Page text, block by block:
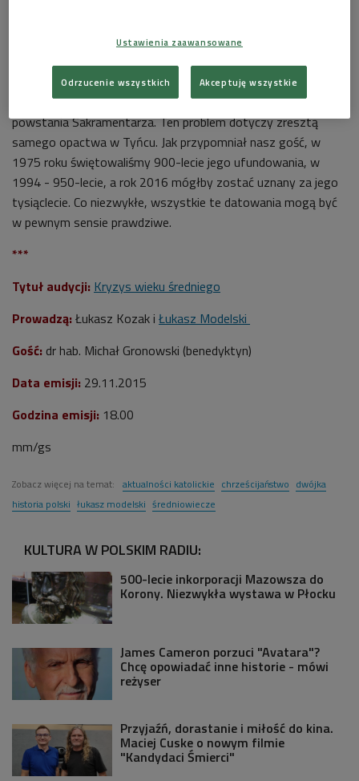
ikonografia (na przykład inicjał "T" przedstawiający pełną
scenę ukrzyżowania Chrystusa) robią ogromne wrażenie.
Niewiele tak naprawdę wiemy jednak o pochodzeniu oraz dacie
powstania Sakramentarza. Ten problem dotyczy zresztą
samego opactwa w Tyńcu. Jak przypomniał nasz gość, w
1975 roku świętowaliśmy 900-lecie jego ufundowania, w
1994 - 950-lecie, a rok 2016 mógłby zostać uznany za jego
tysiąclecie. Co niezwykłe, wszystkie te datowania mogą być
w pewnym sensie prawdziwe.
***
Tytuł audycji: Kryzys wieku średniego
Prowadzą: Łukasz Kozak i Łukasz Modelski
Gość: dr hab. Michał Gronowski (benedyktyn)
Data emisji: 29.11.2015
Godzina emisji: 18.00
mm/gs
Zobacz więcej na temat: aktualności katolickie chrześcijaństwo dwójka
historia polski łukasz modelski średniowiecze
KULTURA W POLSKIM RADIU:
500-lecie inkorporacji Mazowsza do
Korony. Niezwykła wystawa w Płocku
James Cameron porzuci "Avatara"?
Chcę opowiadać inne historie - mówi
reżyser
Przyjaźń, dorastanie i miłość do kina.
Maciej Cuske o nowym filmie
"Kandydaci Śmierci"
Ustawienia zaawansowane
Odrzucenie wszystkich Akceptuję wszystkie